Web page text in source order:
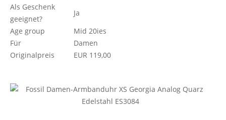
Als Geschenk
geeignet?
Ja
Age group
Mid 20ies
Für
Damen
Originalpreis
EUR 119,00